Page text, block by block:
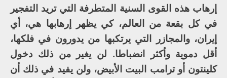
إرهاب هذه القوى السنية المتطرفة التي تريد التفجير
في كل بقعة من العالم، كي يظهر إرهابها هي، أي
إيران، والمجازر التي يرتكبها من يدورون في فلكها،
أقل دموية وأكثر انضباطا. لن يغير من ذلك دخول
كلينتون أو ترامب البيت الأبيض، ولن يفيد في ذلك أن